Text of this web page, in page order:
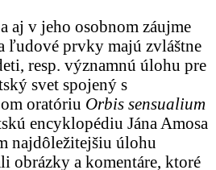
aj v jeho osobnom záujme
ľudové prvky majú zvláštne
resp. významnú úlohu pre
svet spojený s
oratóriu Orbis sensualium
encyklopédiu Jána Amosa
najdôležitejšiu úlohu
obrázky a komentáre, ktoré